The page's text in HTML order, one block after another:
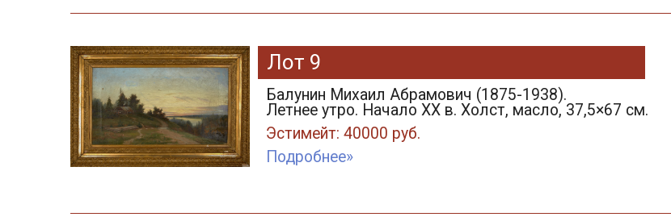
Лот 9
Балунин Михаил Абрамович (1875-1938).
Летнее утро. Начало XX в. Холст, масло, 37,5×67 см.
Эстимейт: 40000 руб.
Подробнее»